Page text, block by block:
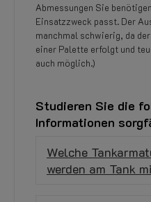
Abmessungen Sie
Einsatzzweck passt. Der
manchmal schwierig, da
einer Palette erfolgt und
auch möglich.)
Studieren Sie die
Informationen
Welche
werden am Tank